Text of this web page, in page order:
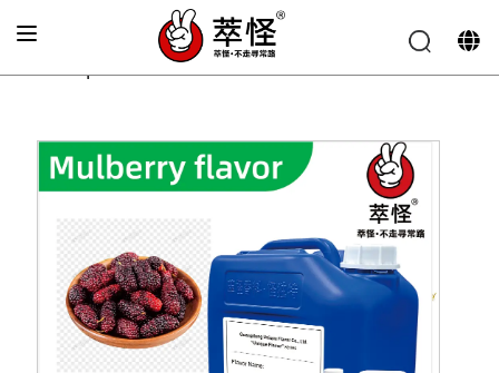
Arôme pour cigarette électronique
Saveur